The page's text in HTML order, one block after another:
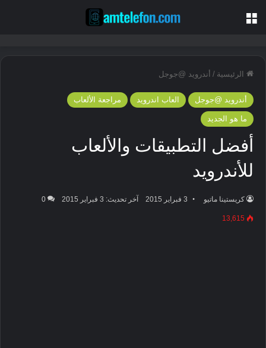
الرئيسية / أندرويد @جوجل
أندرويد @جوجل العاب اندرويد مراجعة الألعاب
ما هو الجديد
أفضل التطبيقات والألعاب
للأندرويد
كريستينا ماتيو 3 فبراير 2015 آخر تحديث: 3 فبراير 2015 0
13,615